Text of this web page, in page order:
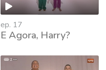
ep. 17
E Agora, Harry?